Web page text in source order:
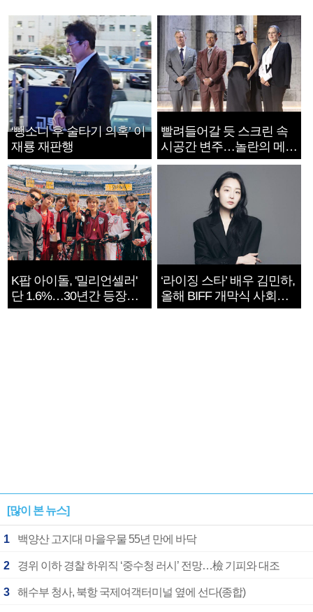
‘뺑소니 후 술타기 의혹’ 이
재룡 재판행
빨려들어갈 듯 스크린 속
시공간 변주…놀란의 메시
지는 ‘전쟁 속죄’
K팝 아이돌, '밀리언셀러'
단 1.6%…30년간 등장
1182개팀 전수조사
‘라이징 스타’ 배우 김민하,
올해 BIFF 개막식 사회자
확정
[많이 본 뉴스]
1 백양산 고지대 마을우물 55년 만에 바닥
2 경위 이하 경찰 하위직 ‘중수청 러시’ 전망…檢 기피와 대조
3 해수부 청사, 북항 국제여객터미널 옆에 선다(종합)